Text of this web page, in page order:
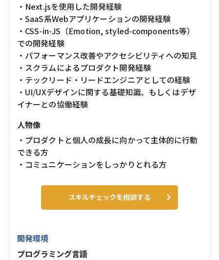
・Next.jsを使用した開発経験
・SaaS系Webアプリケーションの開発経験
・CSS-in-JS（Emotion, styled-components等）
での開発経験
・パフォーマンス改善やアクセシビリティへの知見
・スクラムによるプロダクト開発経験
・テックリード・リードエンジニアとしての経験
・UI/UXデザインに関する基礎知識、もしくはデザ
イナーとの協働経験
人物像
・プロダクトと個人の成長に向かって主体的に行動
できる方
・コミュニケーションをしっかりとれる方
スキルチェックを相談する
開発環境
プログラミング言語